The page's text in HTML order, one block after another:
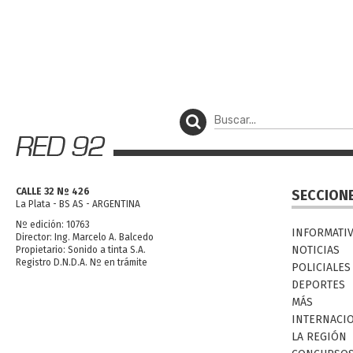
CALLE 32 Nº 426
La Plata - BS AS - ARGENTINA
Nº edición: 10763
Director: Ing. Marcelo A. Balcedo
Propietario: Sonido a tinta S.A.
Registro D.N.D.A. Nº en trámite
NOTICIAS
POLICIALES
DEPORTES
MÁS
LA REGIÓN